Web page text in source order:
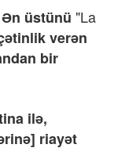
Ən üstünü "La
verən
bir
ilə,
riayət